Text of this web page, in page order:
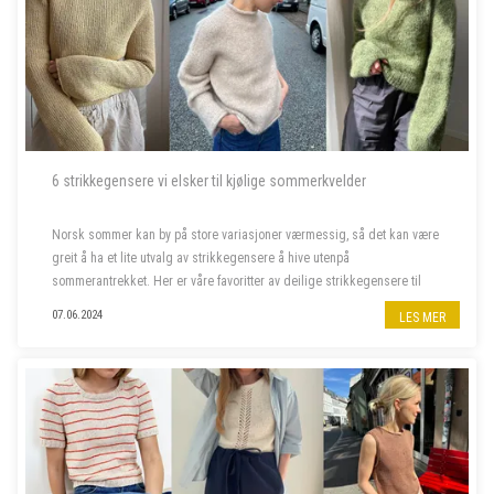
6 strikkegensere vi elsker til kjølige sommerkvelder
Norsk sommer kan by på store variasjoner værmessig, så det kan være
greit å ha et lite utvalg av strikkegensere å hive utenpå
sommerantrekket. Her er våre favoritter av deilige strikkegensere til
07.06.2024 LES MER